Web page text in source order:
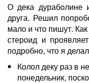
О дека дураболине
друга. Решил
мало и что пишут.
стероид и
подробно, что я
Колол деку раз в
понедельник,